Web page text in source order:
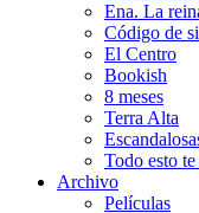
Ena. La
Código de
El Centro
Bookish
8 meses
Terra Alta
Todo esto te
Archivo
Películas